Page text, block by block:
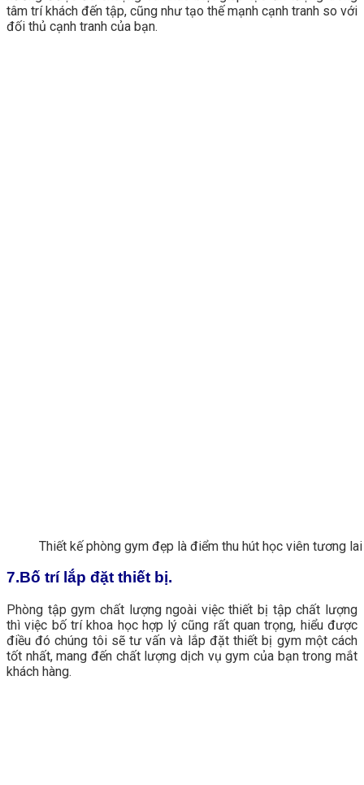
tâm trí khách đến tập, cũng như tạo thế mạnh cạnh tranh so với
đối thủ cạnh tranh của bạn.
Thiết kế phòng gym đẹp là điểm thu hút học viên tương lai
7.Bố trí lắp đặt thiết bị.
Phòng tập gym chất lượng ngoài việc thiết bị tập chất lượng
thì việc bố trí khoa học hợp lý cũng rất quan trọng, hiểu được
điều đó chúng tôi sẽ tư vấn và lắp đặt thiết bị gym một cách
tốt nhất, mang đến chất lượng dịch vụ gym của bạn trong mắt
khách hàng.